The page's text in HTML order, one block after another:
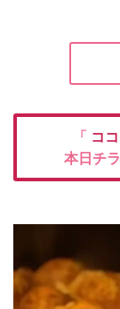
「 コ
本日チ